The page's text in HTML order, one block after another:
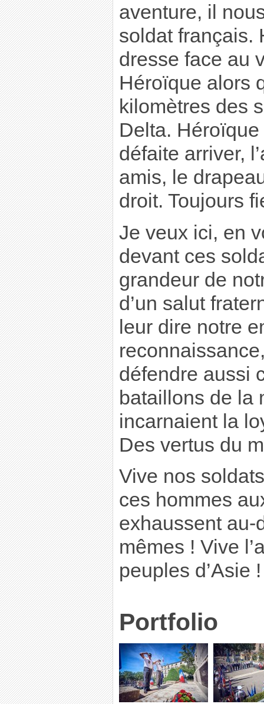
aventure, il
soldat français.
dresse face au
Héroïque alors
kilomètres des
Delta. Héroïque
défaite arriver,
amis, le
droit. Toujours
Je veux ici, en
devant ces
grandeur de
d’un salut
leur dire notre
défendre aussi
bataillons de la
incarnaient la
Des vertus du
Vive nos
ces hommes
exhaussent au-
mêmes ! Vive
peuples d’Asie
Portfolio